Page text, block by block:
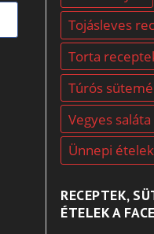
Tojásleves
Torta
Túrós
Vegyes
Ünnepi ételek
RECEPTEK,
ÉTELEK A